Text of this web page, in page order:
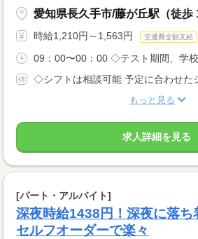
愛知県長久手市/藤が丘駅（徒歩
時給1,210円～1,563円 交通費全額支給
09：00〜00：00 ◇テスト期間、学校
◇シフトは相談可能 予定に合わせた
もっと見る
求人詳細を見る
[パート・アルバイト]
深夜時給1438円！深夜に落
セルフオーダーで楽々